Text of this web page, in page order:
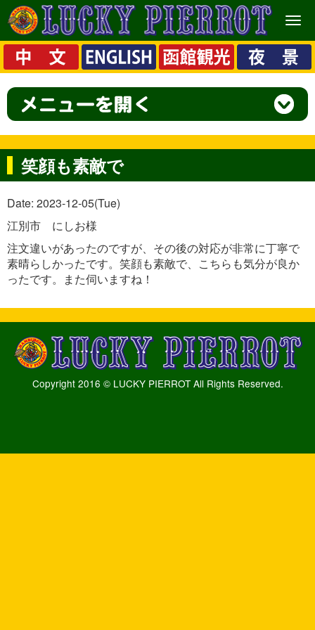
メ
ニ
ュ
ー
笑顔も素敵で
Date: 2023-12-05(Tue)
江別市 にしお様
注文違いがあったのですが、その後の対応が非常に丁寧で
素晴らしかったです。笑顔も素敵で、こちらも気分が良か
ったです。また伺いますね！
Copyright 2016 © LUCKY PIERROT All Rights Reserved.